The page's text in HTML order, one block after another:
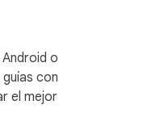
o
con
el mejor